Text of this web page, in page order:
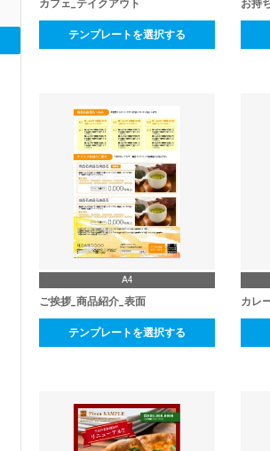
カフェ_テイクアウト
テンプレートを選択する
お持
A4
ご挨拶_商品紹介_表面
テンプレートを選択する
カレ